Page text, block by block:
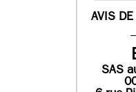
AVIS DE
SAS
0